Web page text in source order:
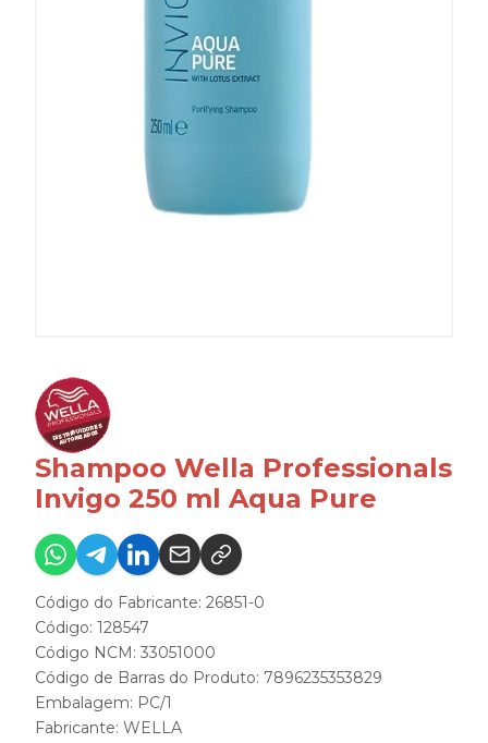
Shampoo Wella Professionals
Invigo 250 ml Aqua Pure
Código do Fabricante: 26851-0
Código: 128547
Código NCM: 33051000
Código de Barras do Produto: 7896235353829
Embalagem: PC/1
Fabricante: WELLA